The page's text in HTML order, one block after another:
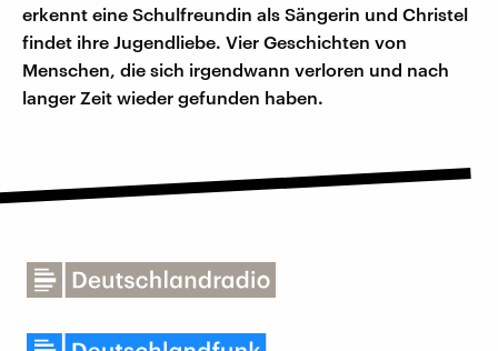
erkennt eine Schulfreundin als Sängerin und Christel
findet ihre Jugendliebe. Vier Geschichten von
Menschen, die sich irgendwann verloren und nach
langer Zeit wieder gefunden haben.